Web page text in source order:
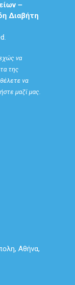
–
Διαβήτη
να
της
να
μαζί μας.
Αθήνα,